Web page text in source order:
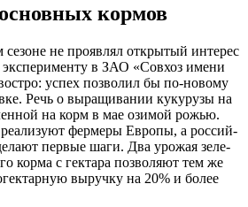
кормов
не про­яв­лял откры­тый инте­рес
в ЗАО «Сов­хоз име­ни
успех поз­во­лил бы по‑новому
Речь о выра­щи­ва­нии куку­ру­зы на
на корм в мае ози­мой рожью.
фер­ме­ры Евро­пы, а рос­сий­
пер­вые шаги. Два уро­жая зеле­
кор­ма с гек­та­ра поз­во­ля­ют тем же
выруч­ку на 20% и более